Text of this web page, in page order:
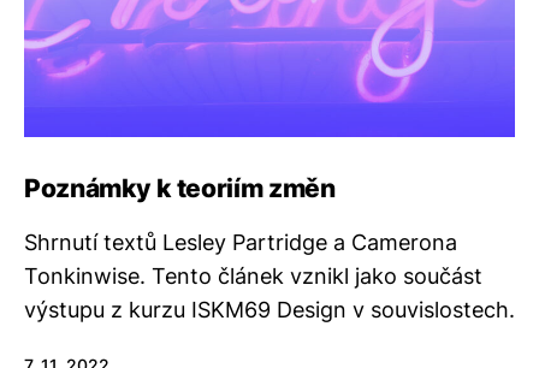
Poznámky k teoriím změn
Shrnutí textů Lesley Partridge a Camerona
Tonkinwise. Tento článek vznikl jako součást
výstupu z kurzu ISKM69 Design v souvislostech.